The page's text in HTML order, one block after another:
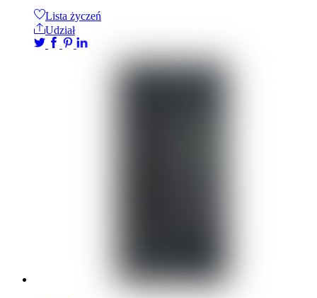
Lista życzeń
Udział